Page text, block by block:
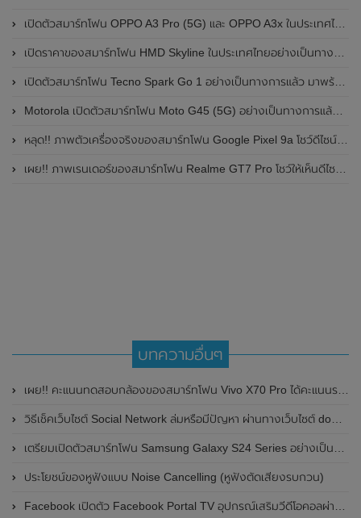
เปิดตัวสมาร์ทโฟน OPPO A3 Pro (5G) และ OPPO A3x ในประเทศไทยอย่างเป็นทางการแล้ว ในราคาเริ่มต้นเพียง 3,999 บาท
เปิดราคาของสมาร์ทโฟน HMD Skyline ในประเทศไทยอย่างเป็นทางการแล้ว ราคา 14,990 บาท
เปิดตัวสมาร์ทโฟน Tecno Spark Go 1 อย่างเป็นทางการแล้ว มาพร้อมหน้าจอแสดงผล LCD / 120Hz , แบตเตอรี่ 5,000mAh และใช้ชิปเซ็ต Unisoc
Motorola เปิดตัวสมาร์ทโฟน Moto G45 (5G) อย่างเป็นทางการแล้วในอินเดีย
หลุด!! ภาพตัวเครื่องจริงของสมาร์ทโฟน Google Pixel 9a โชว์ดีไซน์ใหม่ กล้องหลังแบนราบ ไม่มีกรอบของกล้องแล้ว
เผย!! ภาพเรนเดอร์ของสมาร์ทโฟน Realme GT7 Pro โชว์ให้เห็นดีไซน์ใหม่ พร้อมเผยรายละเอียดสเปกที่สำคัญบางส่วน
บทความอื่นๆ
เผย!! คะแนนทดสอบกล้องของสมาร์ทโฟน Vivo X70 Pro ได้คะแนนรวม 131 คะแนน เอาชนะคู่แข่ง iPhone 13
วิธีเช็คเว็บไซต์ Social Network ล่มหรือมีปัญหา ผ่านทางเว็บไซต์ downdetector
เตรียมเปิดตัวสมาร์ทโฟน Samsung Galaxy S24 Series อย่างเป็นทางการในวันที่ 17 มกราคม ปีหน้า 2024 ในสหรัฐอเมริกา
ประโยชน์ของหูฟังแบบ Noise Cancelling (หูฟังตัดเสียงรบกวน)
Facebook เปิดตัว Facebook Portal TV อุปกรณ์เสริมวีดีโอคอลผ่านทีวี